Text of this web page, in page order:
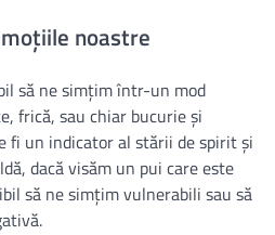
noastre
să ne simțim într-un mod
frică, sau chiar bucurie și
fi un indicator al stării de spirit și
dacă visăm un pui care este
să ne simțim vulnerabili sau să